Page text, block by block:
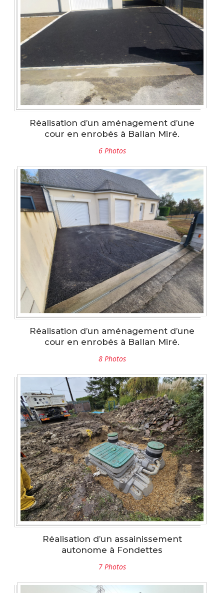
Réalisation d’un aménagement d’une
cour en enrobés à Ballan Miré.
6 Photos
Réalisation d’un aménagement d’une
cour en enrobés à Ballan Miré.
8 Photos
Réalisation d’un assainissement
autonome à Fondettes
7 Photos